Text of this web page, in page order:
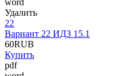
Удалить
22
Вариант 22 ИДЗ 15.1
60RUB
Купить
pdf